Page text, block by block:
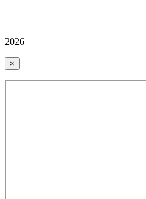
2026
×